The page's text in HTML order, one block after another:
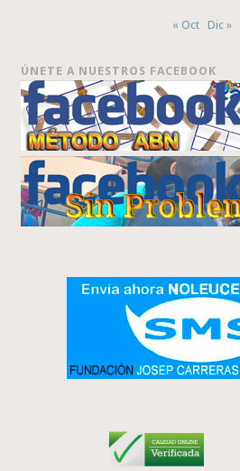
« Oct Dic »
ÚNETE A NUESTROS FACEBOOK